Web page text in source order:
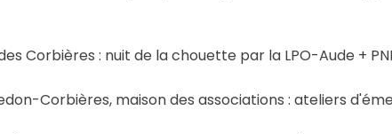
Corbières : nuit de la chouette par la LPO-Aude +
Corbières, maison des associations : ateliers